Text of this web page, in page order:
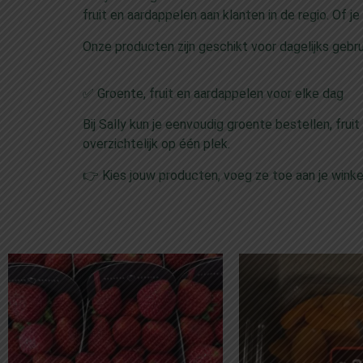
fruit en aardappelen aan klanten in de regio. Of
Onze producten zijn geschikt voor dagelijks
✅ Groente, fruit en aardappelen voor elke dag
Bij Sally kun je eenvoudig groente bestellen,
overzichtelijk op één plek.
👉 Kies jouw producten, voeg ze toe aan je